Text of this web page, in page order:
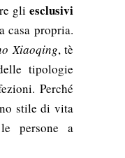
gli esclusivi
casa propria.
Xiaoqing, tè
tipologie
Perché
stile di vita
persone a